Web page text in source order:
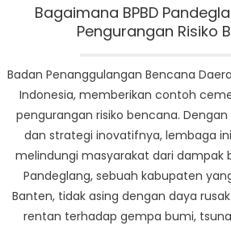
Bagaimana BPBD
Pengurangan Risiko
Badan Penanggulangan Bencana
Indonesia, memberikan contoh
pengurangan risiko bencana.
dan strategi inovatifnya, lembaga
melindungi masyarakat dari dampak
Pandeglang, sebuah kabupaten
Banten, tidak asing dengan daya
rentan terhadap gempa bumi,